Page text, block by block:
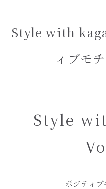
Style with
ィブモ
Style
ポジティ